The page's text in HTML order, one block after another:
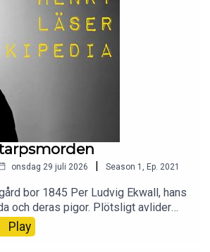
onsdag 29 juli 2026 | Season 1 , Ep. 2021
bor 1845 Per Ludvig Ekwall, hans
och deras pigor. Plötsligt avlider
en av pigorna efter kraftiga
Hedda får liknande symptom, men
Play